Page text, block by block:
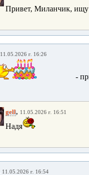
Привет, Миланчик, ищу
11.05.2026 г. 16:26
-
gell, 11.05.2026 г. 16:51
Надя
11.05.2026 г. 16:54